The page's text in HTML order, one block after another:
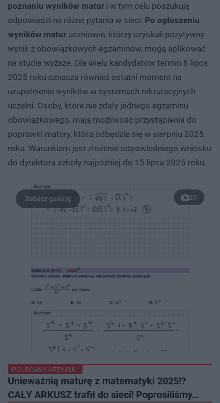
poznaniu wyników matur i w tym celu poszukują
odpowiedzi na różne pytania w sieci. Po ogłoszeniu
wyników matur uczniowie, którzy uzyskali pozytywny
wynik z obowiązkowych egzaminów, mogą aplikować
na studia wyższe. Dla wielu kandydatów termin 8 lipca
2025 roku oznacza również ostatni moment na
uzupełnienie wyników w systemach rekrutacyjnych
uczelni. Osoby, które nie zdały jednego egzaminu
obowiązkowego, mają możliwość przystąpienia do
poprawki matury, która odbędzie się w sierpniu 2025
roku. Warunkiem jest złożenie odpowiedniego wniosku
do dyrektora szkoły najpóźniej do 15 lipca 2025 roku.
27
POLECANY ARTYKUŁ:
Unieważnią maturę z matematyki 2025!?
CAŁY ARKUSZ trafił do sieci! Poprosiliśmy…